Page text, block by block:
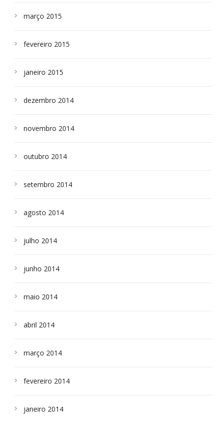
março 2015
fevereiro 2015
janeiro 2015
dezembro 2014
novembro 2014
outubro 2014
setembro 2014
agosto 2014
julho 2014
junho 2014
maio 2014
abril 2014
março 2014
fevereiro 2014
janeiro 2014